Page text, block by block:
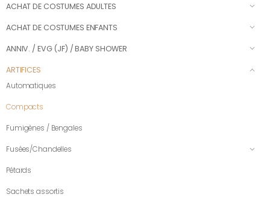
ACHAT DE COSTUMES ADULTES
ACHAT DE COSTUMES ENFANTS
ANNIV. / EVG (JF) / BABY SHOWER
ARTIFICES
Automatiques
Compacts
Fumigènes / Bengales
Fusées/Chandelles
Pétards
Sachets assortis